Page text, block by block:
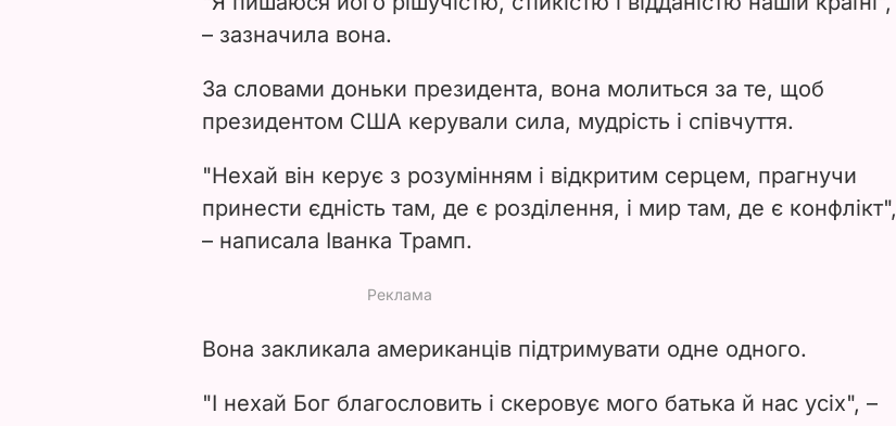
d
e
o
– зазначила вона.
За словами доньки президента, вона молиться за те, щоб
президентом США керували сила, мудрість і співчуття.
"Нехай він керує з розумінням і відкритим серцем, прагнучи
принести єдність там, де є розділення, і мир там, де є конфлікт",
– написала Іванка Трамп.
Вона закликала американців підтримувати одне одного.
"І нехай Бог благословить і скеровує мого батька й нас усіх", –